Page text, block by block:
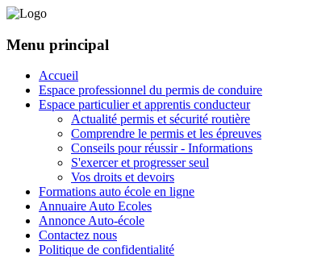
Menu principal
Accueil
Espace professionnel du permis de conduire
Espace particulier et apprentis conducteur
Actualité permis et sécurité routière
Comprendre le permis et les épreuves
Conseils pour réussir - Informations
S'exercer et progresser seul
Vos droits et devoirs
Formations auto école en ligne
Annuaire Auto Ecoles
Annonce Auto-école
Contactez nous
Politique de confidentialité